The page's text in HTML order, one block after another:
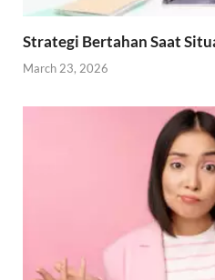
Strategi Bertahan Saat
March 23, 2026